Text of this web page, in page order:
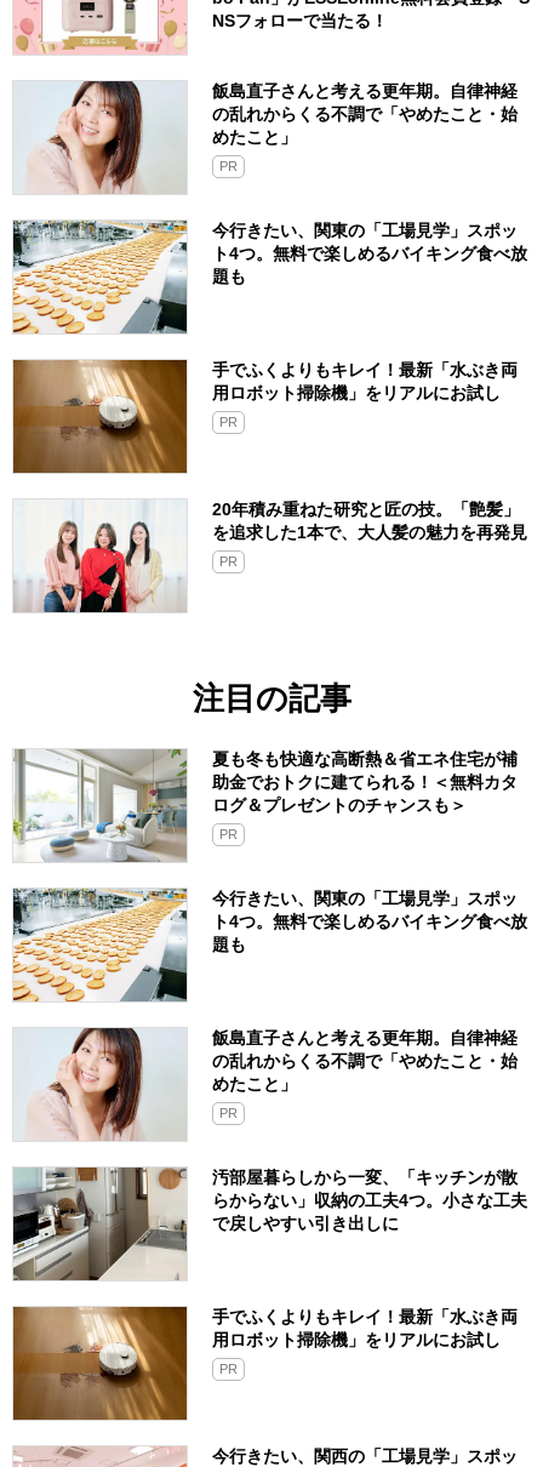
NSフォローで当たる！
飯島直子さんと考える更年期。自律神経
の乱れからくる不調で「やめたこと・始
めたこと」
PR
今行きたい、関東の「工場見学」スポッ
ト4つ。無料で楽しめるバイキング食べ放
題も
手でふくよりもキレイ！最新「水ぶき両
用ロボット掃除機」をリアルにお試し
PR
20年積み重ねた研究と匠の技。「艶髪」
を追求した1本で、大人髪の魅力を再発見
PR
注目の記事
夏も冬も快適な高断熱＆省エネ住宅が補
助金でおトクに建てられる！＜無料カタ
ログ＆プレゼントのチャンスも＞
PR
今行きたい、関東の「工場見学」スポッ
ト4つ。無料で楽しめるバイキング食べ放
題も
飯島直子さんと考える更年期。自律神経
の乱れからくる不調で「やめたこと・始
めたこと」
PR
汚部屋暮らしから一変、「キッチンが散
らからない」収納の工夫4つ。小さな工夫
で戻しやすい引き出しに
手でふくよりもキレイ！最新「水ぶき両
用ロボット掃除機」をリアルにお試し
PR
今行きたい、関西の「工場見学」スポッ